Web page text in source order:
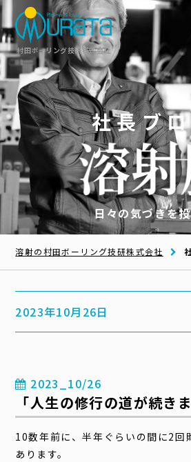
村田ボーリング技研株式会社
社長ブ
日々の気づきを
溶射の村田ボーリング技研株式会社
2023年10月26日
2023_10/26
「人生の修行の道が続き
10数年前に、半年ぐらいの間に2回
あります。